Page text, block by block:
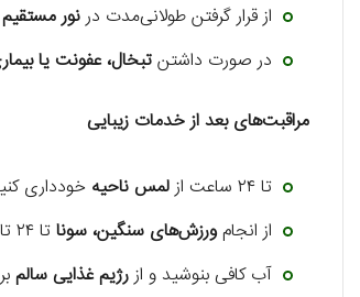
از قرار گرفتن طولانی‌مدت درنور
در صورت داشتنتبخال، عفونت یا
مراقبت‌های بعد از خدمات زیبایی
تا ۲۴ ساعت از لمس ناحیه خودداری
از انجامورزش‌های سنگین، سوناتا ۲۴ تا ۴۸ ساعت پرهیز کنید.
آب کافی بنوشید و ازرژیم غذایی سالم